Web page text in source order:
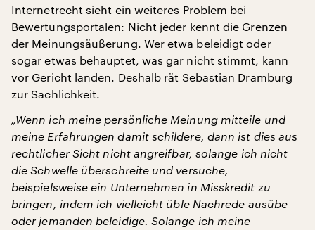
Internetrecht sieht ein weiteres Problem bei
Bewertungsportalen: Nicht jeder kennt die Grenzen
der Meinungsäußerung. Wer etwa beleidigt oder
sogar etwas behauptet, was gar nicht stimmt, kann
vor Gericht landen. Deshalb rät Sebastian Dramburg
zur Sachlichkeit.
„Wenn ich meine persönliche Meinung mitteile und
meine Erfahrungen damit schildere, dann ist dies aus
rechtlicher Sicht nicht angreifbar, solange ich nicht
die Schwelle überschreite und versuche,
beispielsweise ein Unternehmen in Misskredit zu
bringen, indem ich vielleicht üble Nachrede ausübe
oder jemanden beleidige. Solange ich meine